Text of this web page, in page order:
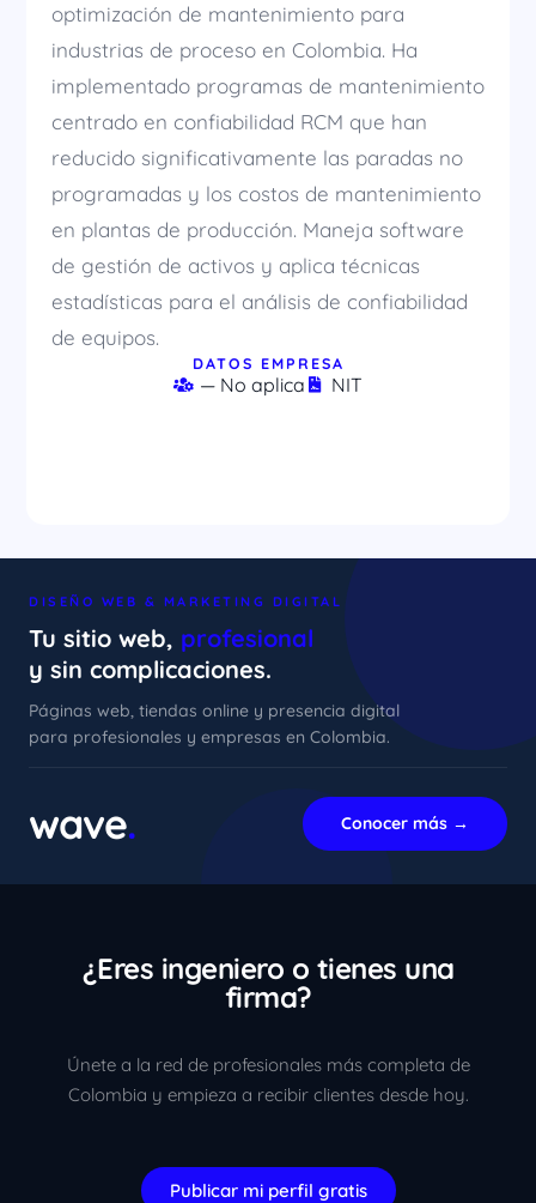
optimización de mantenimiento para
industrias de proceso en Colombia. Ha
implementado programas de mantenimiento
centrado en confiabilidad RCM que han
reducido significativamente las paradas no
programadas y los costos de mantenimiento
en plantas de producción. Maneja software
de gestión de activos y aplica técnicas
estadísticas para el análisis de confiabilidad
de equipos.
DATOS EMPRESA
— No aplica NIT
DISEÑO WEB & MARKETING DIGITAL
Tu sitio web, profesional
y sin complicaciones.
Páginas web, tiendas online y presencia digital
para profesionales y empresas en Colombia.
wave. Conocer más →
¿Eres ingeniero o tienes una
firma?
Únete a la red de profesionales más completa de
Colombia y empieza a recibir clientes desde hoy.
Publicar mi perfil gratis
xImenA